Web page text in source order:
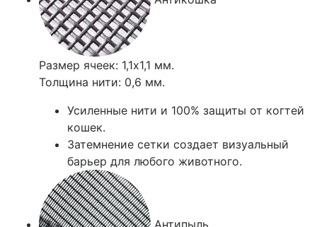
Размер ячеек: 1,1х1,1 мм.
Толщина нити: 0,6 мм.
Усиленные нити и 100% защиты от когтей
кошек.
Затемнение сетки создает визуальный
барьер для любого животного.
Антипыль